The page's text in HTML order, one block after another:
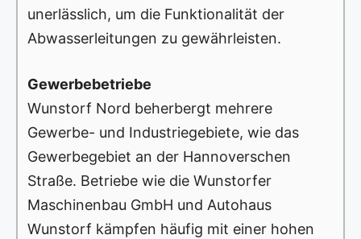
unerlässlich, um die Funktionalität der
Abwasserleitungen zu gewährleisten.
Gewerbebetriebe
Wunstorf Nord beherbergt mehrere
Gewerbe- und Industriegebiete, wie das
Gewerbegebiet an der Hannoverschen
Straße. Betriebe wie die Wunstorfer
Maschinenbau GmbH und Autohaus
Wunstorf kämpfen häufig mit einer hohen